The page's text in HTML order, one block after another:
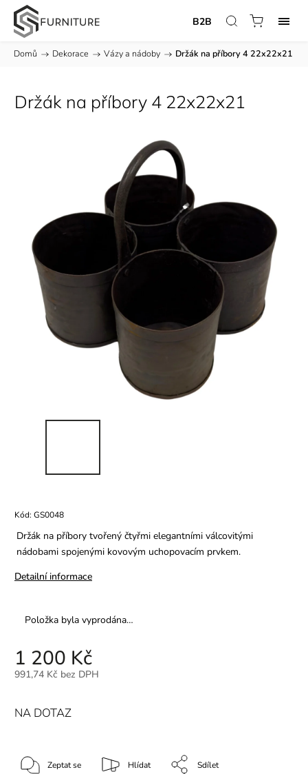
B2B
Domů / Dekorace / Vázy a nádoby / Držák na příbory 4 22x22x21
Držák na příbory 4 22x22x21
Kód: GS0048
Držák na příbory tvořený čtyřmi elegantními válcovitými
nádobami spojenými kovovým uchopovacím prvkem.
Detailní informace
Položka byla vyprodána…
1 200 Kč
991,74 Kč bez DPH
NA DOTAZ
Zeptat se Hlídat Sdílet